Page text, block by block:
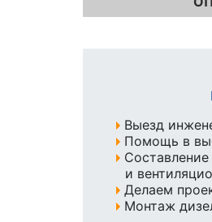
Выезд
Помощь в
и
Делаем
Монтаж